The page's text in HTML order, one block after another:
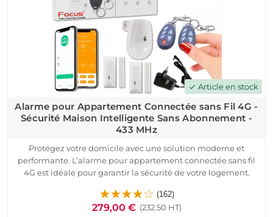
gamme à la pointe de la sécurité connectée. Passez à une
tranquillité d'esprit totale dès aujourd'hui !
check Article en stock
Alarme pour Appartement Connectée sans Fil 4G -
Sécurité Maison Intelligente Sans Abonnement -
433 MHz
Protégez votre domicile avec une solution moderne et
performante. L’alarme pour appartement connectée sans fil
4G est idéale pour garantir la sécurité de votre logement.
bureaux, elle offre une sécurité maison intelligente sans
abonnement, avec des fonctionnalités avancées.
(162)
279,00 € (232.50 HT)